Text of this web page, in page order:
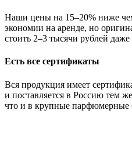
Наши цены на 15–20% ниже
экономии на аренде, но
стоить 2–3 тысячи рублей
Есть все сертификаты
Вся продукция имеет
и поставляется в Россию тем
что и в крупные парфюмерные